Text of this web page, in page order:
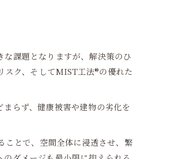
課題となりますが、解決策のひ
スク、そしてMIST工法®の優れた
らず、健康被害や建物の劣化を
ことで、空間全体に浸透させ、繁